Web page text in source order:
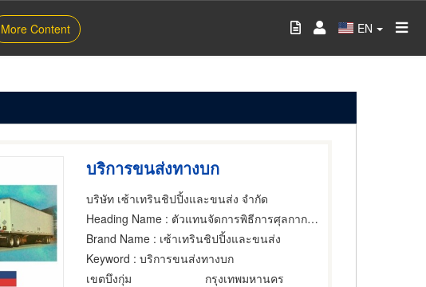
More Content EN
บริการขนส่งทางบก
บริษัท เซ้าเทรินชิปปิ้งและขนส่ง จำกัด
Heading Name : ตัวแทนจัดการพิธีการศุลกากร,บริการขนส่งสินค้าทางบก,ตู้บรรจุสินค้าขนส่ง
Brand Name : เซ้าเทรินชิปปิ้งและขนส่ง
Keyword : บริการขนส่งทางบก
เขตบึงกุ่ม
กรุงเทพมหานคร